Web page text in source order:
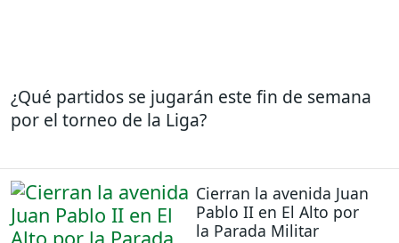
¿Qué partidos se jugarán este fin de semana
por el torneo de la Liga?
Cierran la avenida Juan
Pablo II en El Alto por
la Parada Militar